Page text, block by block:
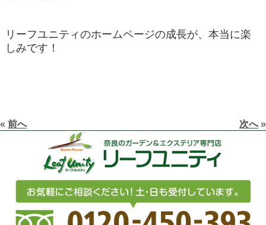
リーフユニティのホームページの成長が、本当に楽
しみです！
« 前へ 次へ»